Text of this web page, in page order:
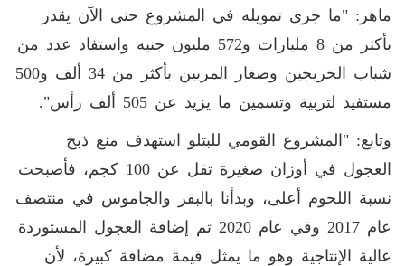
ماهر: "ما جرى تمويله في المشروع حتى الآن يقدر
بأكثر من 8 مليارات و572 مليون جنيه واستفاد عدد من
شباب الخريجين وصغار المربين بأكثر من 34 ألف و500
مستفيد لتربية وتسمين ما يزيد عن 505 ألف رأس".
وتابع: "المشروع القومي للبتلو استهدف منع ذبح
العجول في أوزان صغيرة تقل عن 100 كجم، فأصبحت
نسبة اللحوم أعلى، وبدأنا بالبقر والجاموس في منتصف
عام 2017 وفي عام 2020 تم إضافة العجول المستوردة
عالية الإنتاجية وهو ما يمثل قيمة مضافة كبيرة، لأن